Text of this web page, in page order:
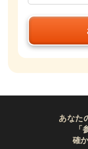
あなた
「
確